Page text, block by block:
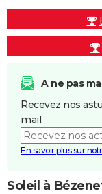
A ne pas
Recevez nos
mail.
En savoir plus sur
Soleil à